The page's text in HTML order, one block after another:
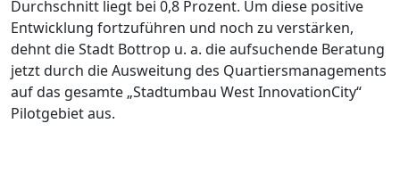
Durchschnitt liegt bei 0,8 Prozent. Um diese positive
Entwicklung fortzuführen und noch zu verstärken,
dehnt die Stadt Bottrop u. a. die aufsuchende Beratung
jetzt durch die Ausweitung des Quartiersmanagements
auf das gesamte „Stadtumbau West InnovationCity“
Pilotgebiet aus.